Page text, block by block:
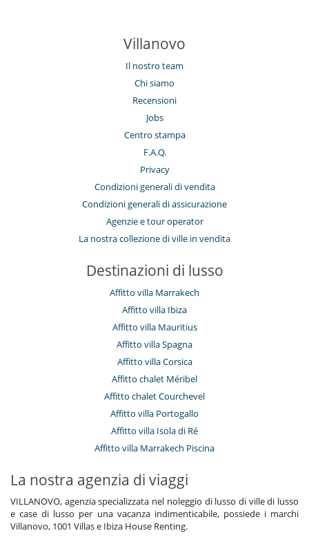
Villanovo
Il nostro team
Chi siamo
Recensioni
Jobs
Centro stampa
F.A.Q.
Privacy
Condizioni generali di vendita
Condizioni generali di assicurazione
Agenzie e tour operator
La nostra collezione di ville in vendita
Destinazioni di lusso
Affitto villa Marrakech
Affitto villa Ibiza
Affitto villa Mauritius
Affitto villa Spagna
Affitto villa Corsica
Affitto chalet Méribel
Affitto chalet Courchevel
Affitto villa Portogallo
Affitto villa Isola di Ré
Affitto villa Marrakech Piscina
La nostra agenzia di viaggi
VILLANOVO, agenzia specializzata nel noleggio di lusso di ville di lusso
e case di lusso per una vacanza indimenticabile, possiede i marchi
Villanovo, 1001 Villas e Ibiza House Renting.